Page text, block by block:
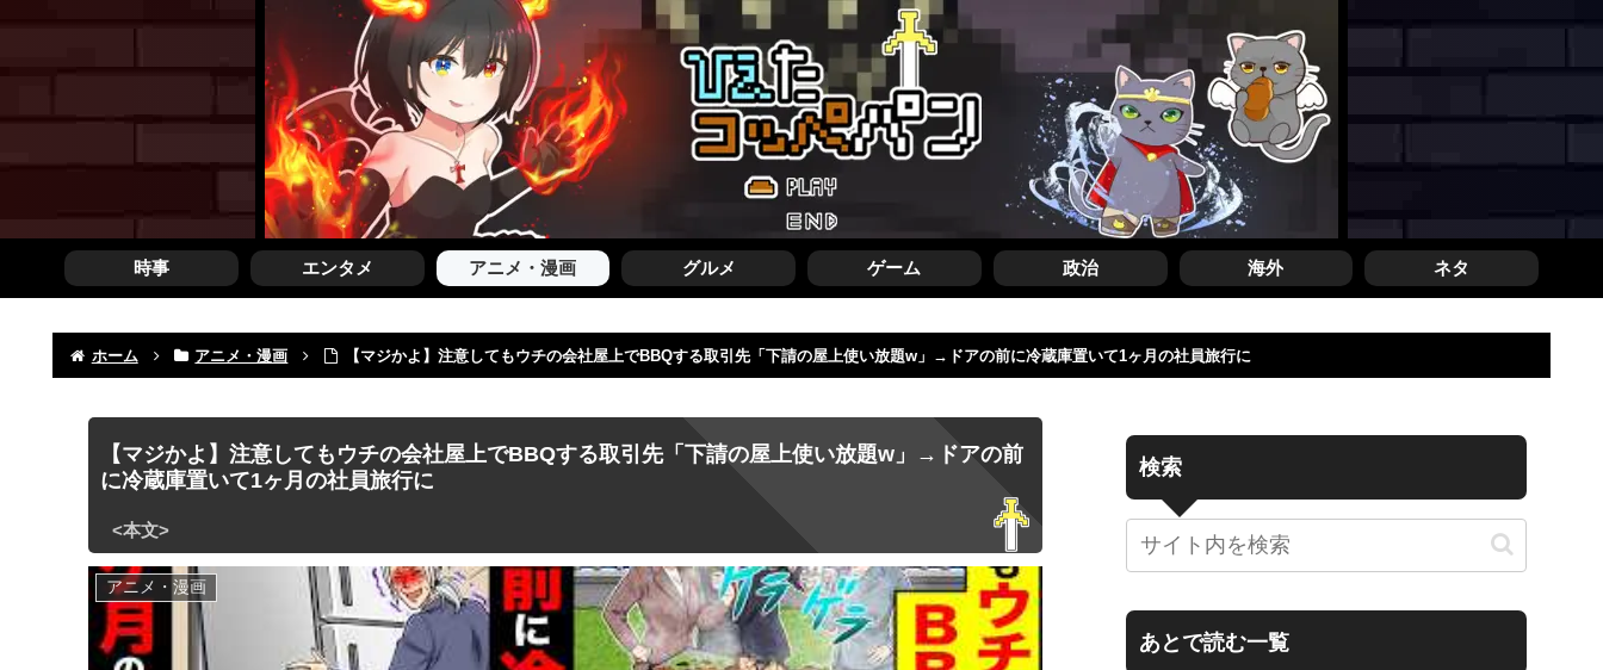
時事 エンタメ アニメ・漫画 グルメ ゲーム 政治 海外 ネタ
ホーム アニメ・漫画 【マジかよ】注意してもウチの会社屋上でBBQする取引先「下請の屋上使い放題w」→ドアの前に冷蔵庫置いて1ヶ月の社員旅行に
【マジかよ】注意してもウチの会社屋上でBBQする取引先「下請の屋上使い放題w」→ドアの前
に冷蔵庫置いて1ヶ月の社員旅行に
アニメ・漫画
検索
あとで読む一覧